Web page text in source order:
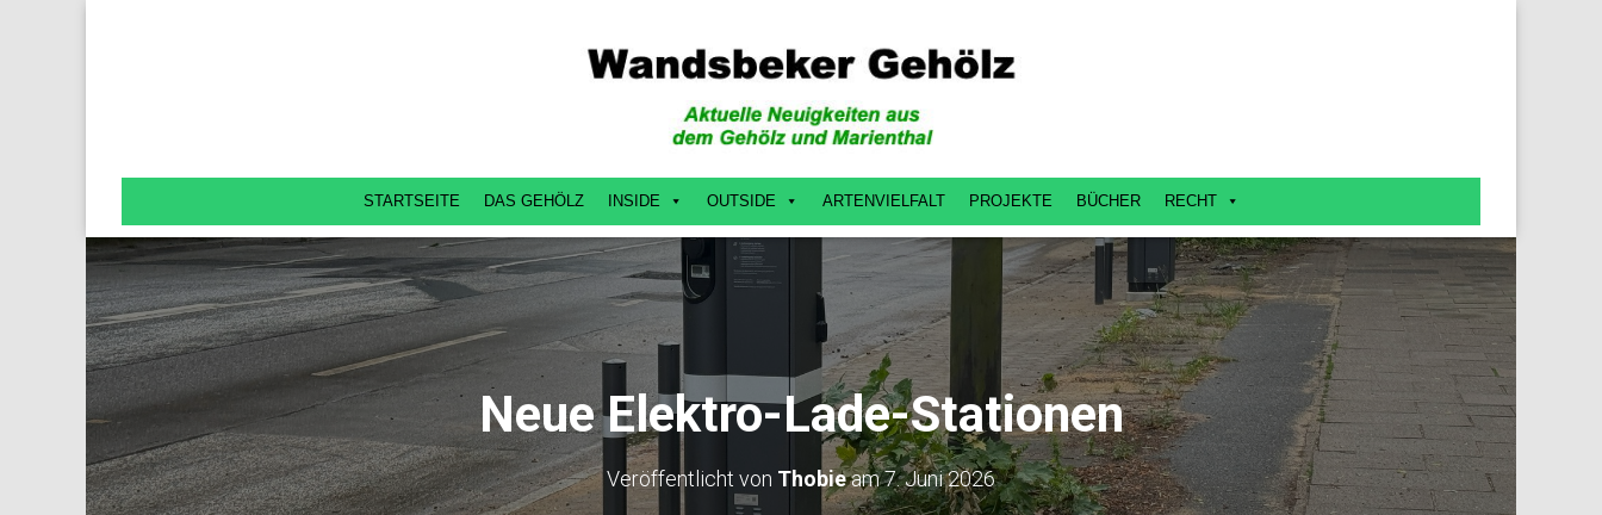
STARTSEITE DAS GEHÖLZ INSIDE OUTSIDE ARTENVIELFALT PROJEKTE BÜCHER RECHT
Neue Elektro-Lade-Stationen
Veröffentlicht von Thobieam7. Juni 2026